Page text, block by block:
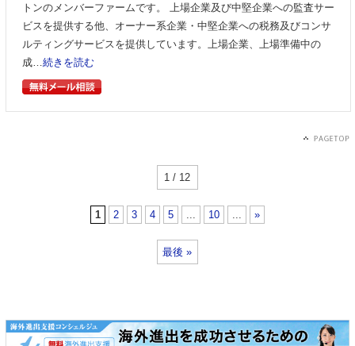
トンのメンバーファームです。 上場企業及び中堅企業への監査サー
ビスを提供する他、オーナー系企業・中堅企業への税務及びコンサ
ルティングサービスを提供しています。上場企業、上場準備中の
成… 続きを読む
1 / 12
1 2 3 4 5 10 »
最後 »